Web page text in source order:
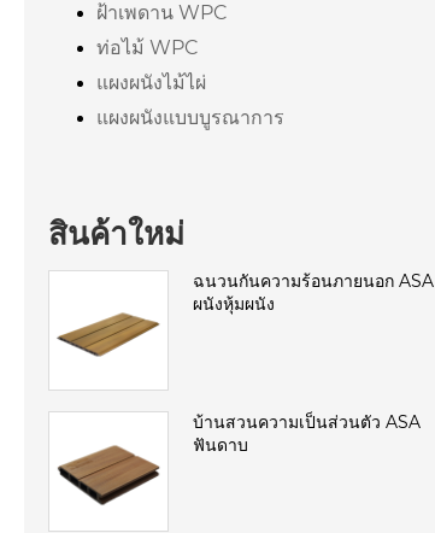
ฝ้าเพดาน WPC
ท่อไม้ WPC
แผงผนังไม้ไผ่
แผงผนังแบบบูรณาการ
สินค้าใหม่
ฉนวนกันความร้อนภายนอก ASA
ผนังหุ้มผนัง
บ้านสวนความเป็นส่วนตัว ASA
ฟันดาบ